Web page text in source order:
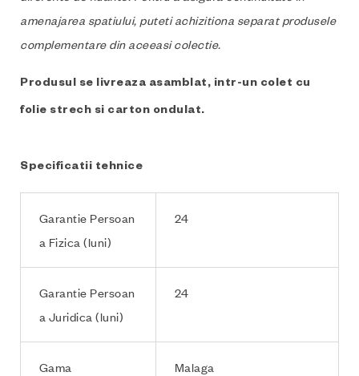
amenajarea spatiului, puteti achizitiona separat produsele
complementare din aceeasi colectie.
Produsul se livreaza asamblat, intr-un colet cu
folie strech si carton ondulat.
Specificatii tehnice
Garantie Persoan
a Fizica (luni)
24
Garantie Persoan
a Juridica (luni)
24
Gama Malaga